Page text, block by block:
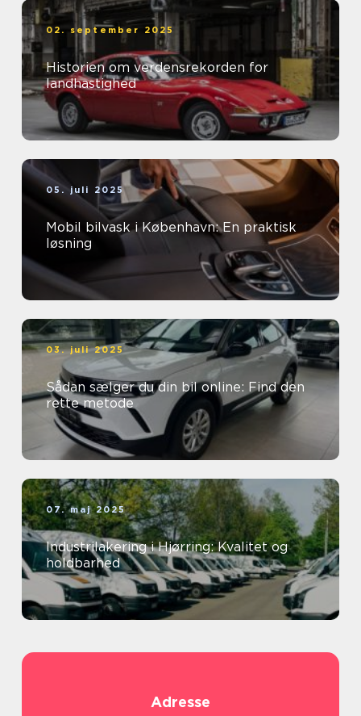
02. september 2025
Historien om verdensrekorden for
landhastighed
05. juli 2025
Mobil bilvask i København: En praktisk
løsning
03. juli 2025
Sådan sælger du din bil online: Find den
rette metode
07. maj 2025
Industrilakering i Hjørring: Kvalitet og
holdbarhed
Adresse